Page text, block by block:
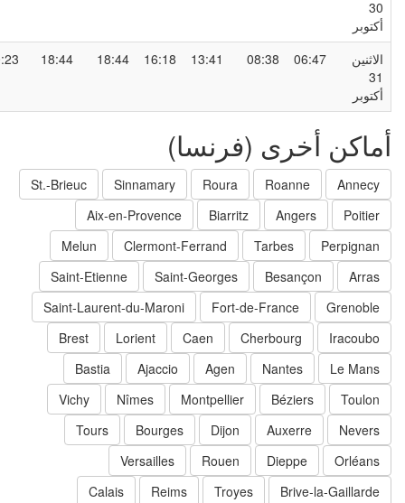
06:47
08:38
13:41
16:18
18:44
18:44
20:23
أخرى (فرنسا)
Annecy
Roanne
Roura
Sinnamary
St.-Brieuc
Poitier
Angers
Biarritz
Aix-en-Provence
Perpignan
Tarbes
Clermont-Ferrand
Melun
Arras
Besançon
Saint-Georges
Saint-Etienne
Grenoble
Fort-de-France
Saint-Laurent-du-Maroni
Iracoubo
Cherbourg
Caen
Lorient
Brest
Le Mans
Nantes
Agen
Ajaccio
Bastia
Toulon
Béziers
Montpellier
Nîmes
Vichy
Nevers
Auxerre
Dijon
Bourges
Tours
Orléans
Dieppe
Rouen
Versailles
Brive-la-Gaillarde
Troyes
Reims
Calais